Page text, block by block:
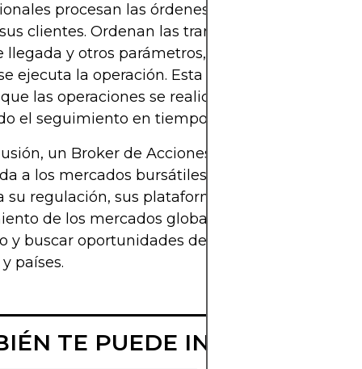
procesan las órdenes de compra y venta
clientes. Ordenan las transacciones según el
llegada y otros parámetros, y cobran una
ejecuta la operación. Esta infraestructura
las operaciones se realicen de forma rápida
el seguimiento en tiempo real de tus
un Broker de Acciones Internacionales es
a los mercados bursátiles más importantes
su regulación, sus plataformas de trading y su
de los mercados globales, podrás
y buscar oportunidades de crecimiento en
países.
TE PUEDE INTERESAR